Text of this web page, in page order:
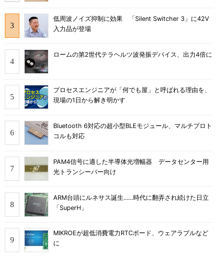
低周波ノイズ抑制に効果 「Silent Switcher 3」に42V
入力品が登場
ロームの第2世代テラヘルツ波発振デバイス、出力4倍に
プロセスエンジニアが「何でも屋」と呼ばれる理由を、
現場の1日から解き明かす
Bluetooth 6対応の超小型BLEモジュール、マルチプロト
コルも対応
PAM4信号に適した半導体光増幅器 データセンター用
光トランシーバー向け
ARM台頭にルネサス誕生……時代に翻弄され続けた日立
「SuperH」
MIKROEが超低消費電力RTCボード、ウェアラブルなど
に